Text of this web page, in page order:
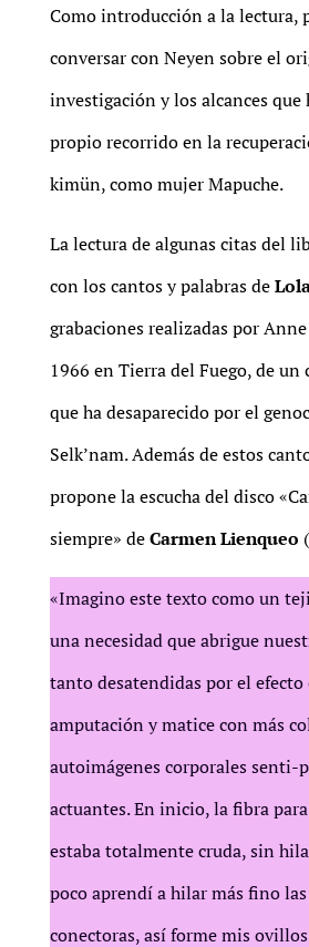
Como introducción a la lectura,
conversar con Neyen sobre el
investigación y los alcances que
propio recorrido en la
kimün, como mujer Mapuche.
La lectura de algunas citas del
con los cantos y palabras de
grabaciones realizadas por
1966 en Tierra del Fuego, de
que ha desaparecido por el
Selk’nam. Además de estos
propone la escucha del disco
siempre» deCarmen Lienqueo
«Imagino este texto como un
una necesidad que abrigue
tanto desatendidas por el
amputación y matice con más
autoimágenes corporales senti-
actuantes. En inicio, la fibra
estaba totalmente cruda, sin
poco aprendí a hilar más fino
conectoras, así forme mis